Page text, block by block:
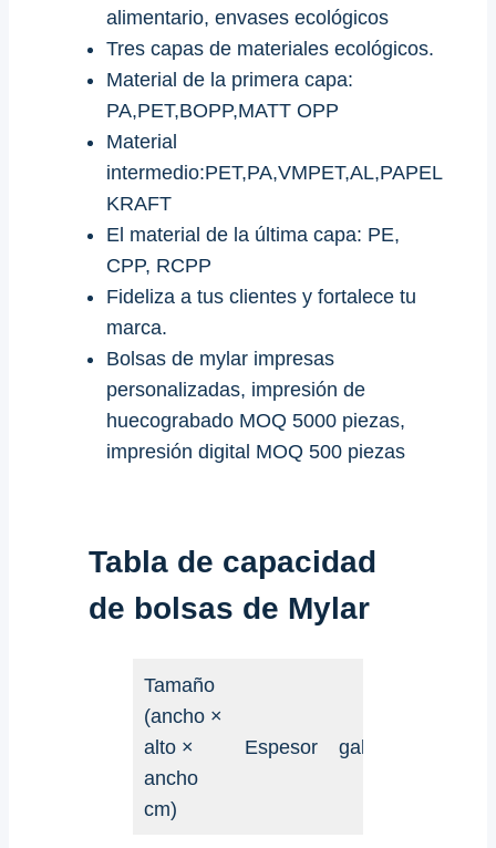
alimentario, envases ecológicos
Tres capas de materiales ecológicos.
Material de la primera capa:
PA,PET,BOPP,MATT OPP
Material
intermedio:PET,PA,VMPET,AL,PAPEL
KRAFT
El material de la última capa: PE,
CPP, RCPP
Fideliza a tus clientes y fortalece tu
marca.
Bolsas de mylar impresas
personalizadas, impresión de
huecograbado MOQ 5000 piezas,
impresión digital MOQ 500 piezas
Tabla de capacidad
de bolsas de Mylar
Tamaño
(ancho ×
alto ×
ancho
cm)
Espesor galletitas